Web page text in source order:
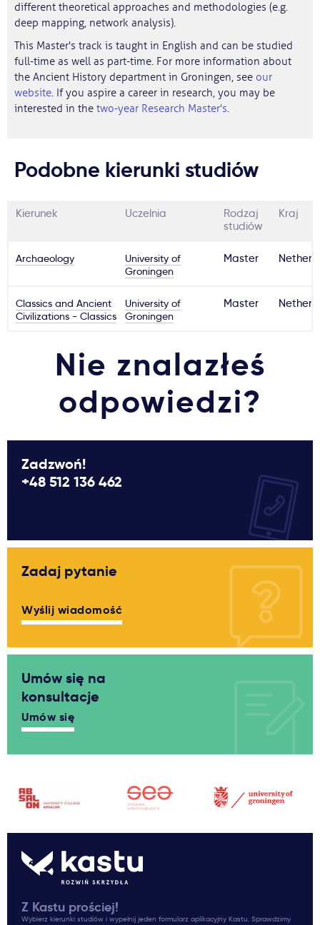
different theoretical approaches and methodologies (e.g.
deep mapping, network analysis).
This Master's track is taught in English and can be studied
full-time as well as part-time. For more information about
the Ancient History department in Groningen, see our
website. If you aspire a career in research, you may be
interested in the two-year Research Master's.
Podobne kierunki studiów
Kierunek Uczelnia
Rodzaj
studiów
Kraj
Archaeology
University of
Groningen
Master
Classics and Ancient
Civilizations - Classics
University of
Groningen
Master
Nie znalazłeś
odpowiedzi?
Zadzwoń!
+48 512 136 462
Zadaj pytanie
Wyślij wiadomość
Umów się na
konsultacje
Umów się
Z Kastu prościej!
Wybierz kierunki studiów i wypełnij jeden formularz aplikacyjny Kastu. Sprawdzimy